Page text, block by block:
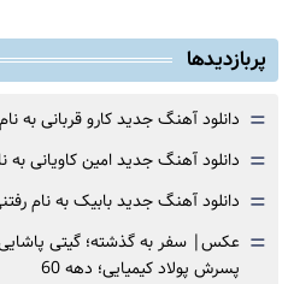
پربازدیدها
= دانلود آهنگ جدید کارو قربانی به
= دانلود آهنگ جدید امین کاویانی به
= دانلود آهنگ جدید بابیک به نام
= عکس| سفر به گذشته؛ گیتی پاشایی،
پسرش پولاد کیمیایی؛ دهه 60